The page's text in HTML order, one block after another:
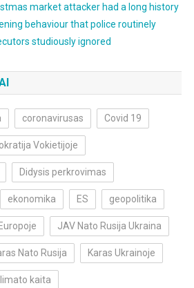
market attacker had a long history
behaviour that police routinely
studiously ignored
coronavirusas Covid 19
Vokietijoje
Didysis perkrovimas
ekonomika ES geopolitika
JAV Nato Rusija Ukraina
Nato Rusija Karas Ukrainoje
kaita